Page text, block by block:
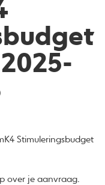
Stimuleringsbudget
over je aanvraag.